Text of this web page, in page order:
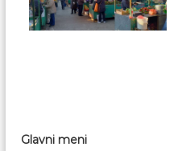
Glavni meni